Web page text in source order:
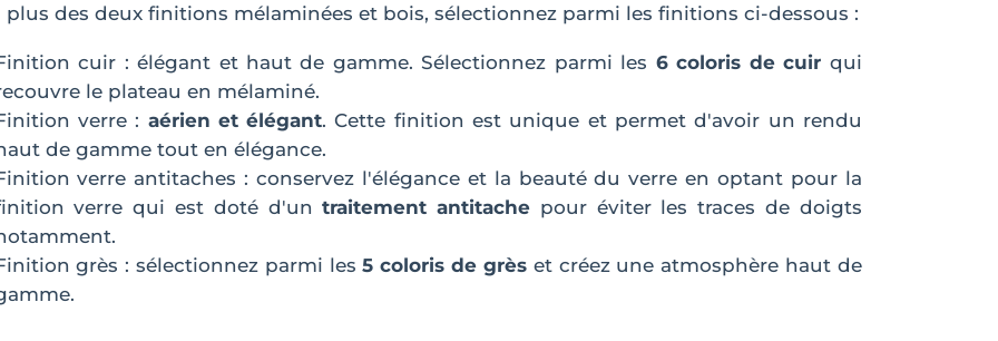
plus des deux finitions mélaminées et bois, sélectionnez parmi les finitions ci-dessous :
cuir : élégant et haut de gamme. Sélectionnez parmi les 6 coloris de cuir qui
le plateau en mélaminé.
verre : aérien et élégant. Cette finition est unique et permet d'avoir un rendu
de gamme tout en élégance.
verre antitaches : conservez l'élégance et la beauté du verre en optant pour la
verre qui est doté d'untraitement antitache pour éviter les traces de doigts
grès : sélectionnez parmi les5 coloris de grèset créez une atmosphère haut de